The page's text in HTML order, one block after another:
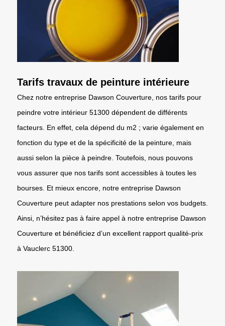
Tarifs travaux de peinture intérieure
Chez notre entreprise Dawson Couverture, nos tarifs pour
peindre votre intérieur 51300 dépendent de différents
facteurs. En effet, cela dépend du m2 ; varie également en
fonction du type et de la spécificité de la peinture, mais
aussi selon la pièce à peindre. Toutefois, nous pouvons
vous assurer que nos tarifs sont accessibles à toutes les
bourses. Et mieux encore, notre entreprise Dawson
Couverture peut adapter nos prestations selon vos budgets.
Ainsi, n’hésitez pas à faire appel à notre entreprise Dawson
Couverture et bénéficiez d’un excellent rapport qualité-prix
à Vauclerc 51300.